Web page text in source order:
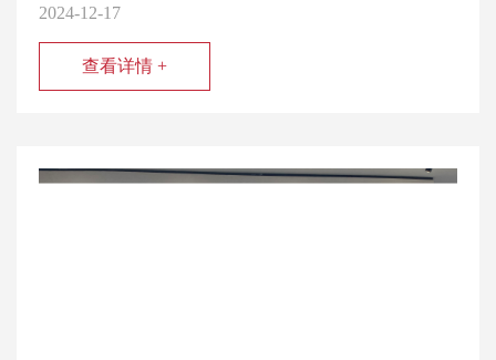
2024-12-17
查看详情 +